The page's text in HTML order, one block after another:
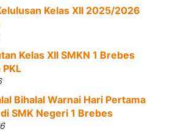
Kelas XII 2025/2026
Kelas XII SMKN 1 Brebes
Bihalal Warnai Hari Pertama
SMK Negeri 1 Brebes